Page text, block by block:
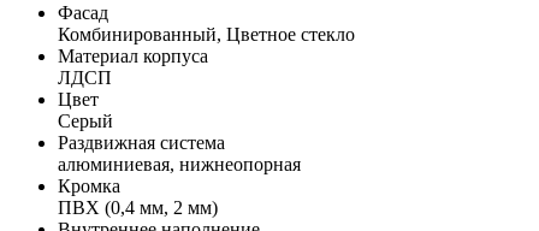
Фасад
Комбинированный, Цветное стекло
Материал корпуса
ЛДСП
Цвет
Серый
Раздвижная система
алюминиевая, нижнеопорная
Кромка
ПВХ (0,4 мм, 2 мм)